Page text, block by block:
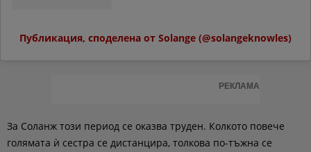
Публикация, споделена от Solange (@solangeknowles)
РЕКЛАМА
За Соланж този период се оказва труден. Колкото повече
голямата ѝ сестра се дистанцира, толкова по-тъжна се